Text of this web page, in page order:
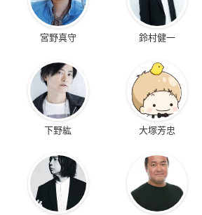
宮野真守 鈴村健一
下野紘 大塚芳忠